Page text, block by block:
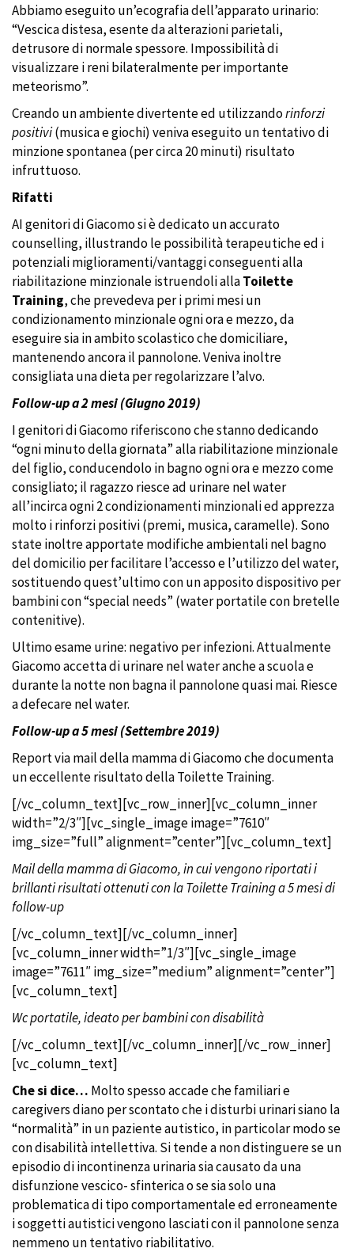
Abbiamo eseguito un’ecografia dell’apparato urinario:
“Vescica distesa, esente da alterazioni parietali,
detrusore di normale spessore. Impossibilità di
visualizzare i reni bilateralmente per importante
meteorismo”.
Creando un ambiente divertente ed utilizzandorinforzi
positivi(musica e giochi) veniva eseguito un tentativo di
minzione spontanea (per circa 20 minuti) risultato
infruttuoso.
Rifatti
AI genitori di Giacomo si è dedicato un accurato
counselling, illustrando le possibilità terapeutiche ed i
potenziali miglioramenti/vantaggi conseguenti alla
riabilitazione minzionale istruendoli allaToilette
Training, che prevedeva per i primi mesi un
condizionamento minzionale ogni ora e mezzo, da
eseguire sia in ambito scolastico che domiciliare,
mantenendo ancora il pannolone. Veniva inoltre
consigliata una dieta per regolarizzare l’alvo.
Follow-up a 2 mesi (Giugno 2019)
I genitori di Giacomo riferiscono che stanno dedicando
“ogni minuto della giornata” alla riabilitazione minzionale
del figlio, conducendolo in bagno ogni ora e mezzo come
consigliato; il ragazzo riesce ad urinare nel water
all’incirca ogni 2 condizionamenti minzionali ed apprezza
molto i rinforzi positivi (premi, musica, caramelle). Sono
state inoltre apportate modifiche ambientali nel bagno
del domicilio per facilitare l’accesso e l’utilizzo del water,
sostituendo quest’ultimo con un apposito dispositivo per
bambini con “special needs” (water portatile con bretelle
contenitive).
Ultimo esame urine: negativo per infezioni. Attualmente
Giacomo accetta di urinare nel water anche a scuola e
durante la notte non bagna il pannolone quasi mai. Riesce
a defecare nel water.
Follow-up a 5 mesi (Settembre 2019)
Report via mail della mamma di Giacomo che documenta
un eccellente risultato della Toilette Training.
[/vc_column_text][vc_row_inner][vc_column_inner
width=”2/3″][vc_single_image image=”7610″
img_size=”full” alignment=”center”][vc_column_text]
Mail della mamma di Giacomo, in cui vengono riportati i
brillanti risultati ottenuti con la Toilette Training a 5 mesi di
follow-up
[/vc_column_text][/vc_column_inner]
[vc_column_inner width=”1/3″][vc_single_image
image=”7611″ img_size=”medium” alignment=”center”]
[vc_column_text]
Wc portatile, ideato per bambini con disabilità
[/vc_column_text][/vc_column_inner][/vc_row_inner]
[vc_column_text]
Che si dice… Molto spesso accade che familiari e
caregivers diano per scontato che i disturbi urinari siano la
“normalità” in un paziente autistico, in particolar modo se
con disabilità intellettiva. Si tende a non distinguere se un
episodio di incontinenza urinaria sia causato da una
disfunzione vescico- sfinterica o se sia solo una
problematica di tipo comportamentale ed erroneamente
i soggetti autistici vengono lasciati con il pannolone senza
nemmeno un tentativo riabilitativo.